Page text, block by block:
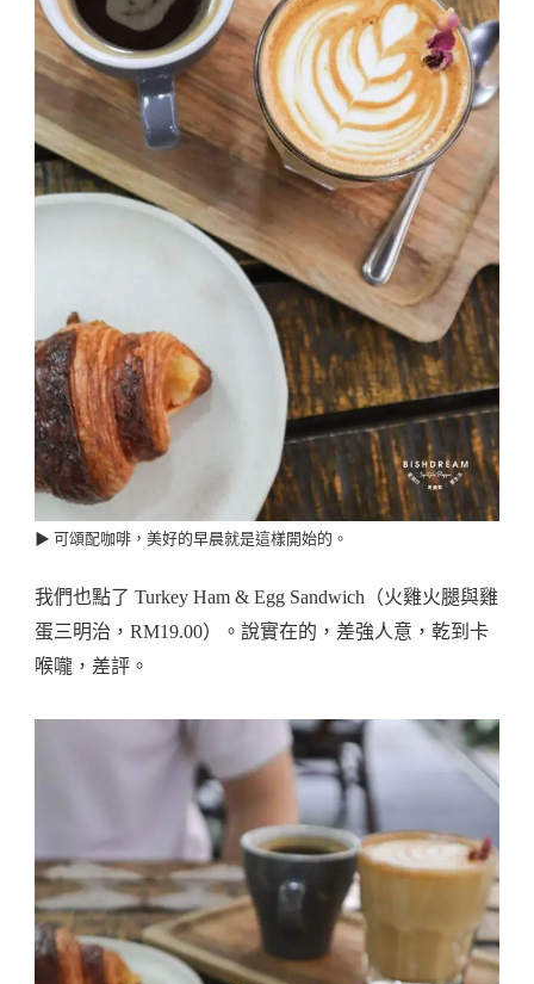
▶︎ 可頌配咖啡，美好的早晨就是這樣開始的。
我們也點了 Turkey Ham & Egg Sandwich（火雞火腿與雞
蛋三明治，RM19.00）。說實在的，差強人意，乾到卡
喉嚨，差評。